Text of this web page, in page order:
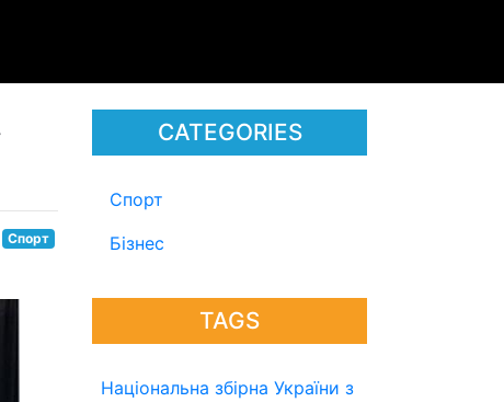
CATEGORIES
Спорт
Бізнес
TAGS
Національна збірна України з
Спорт